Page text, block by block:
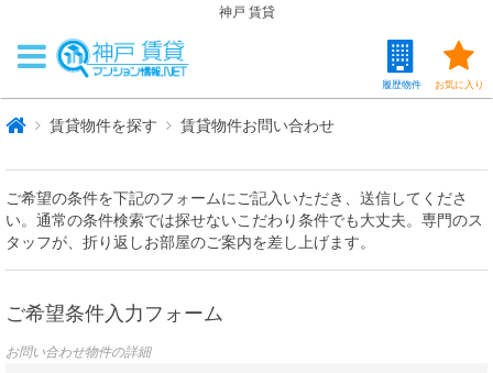
神戸 賃貸
お気に入り
履歴物件
賃貸物件を探す 賃貸物件お問い合わせ
ご希望の条件を下記のフォームにご記入いただき、送信してくださ
い。通常の条件検索では探せないこだわり条件でも大丈夫。専門のス
タッフが、折り返しお部屋のご案内を差し上げます。
ご希望条件入力フォーム
お問い合わせ物件の詳細